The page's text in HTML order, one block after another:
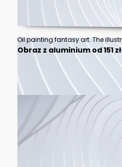
Obraz z aluminium od 151 zł